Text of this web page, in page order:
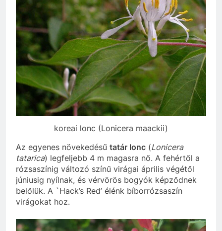
koreai lonc (Lonicera maackii)
Az egyenes növekedésű tatár lonc (Lonicera
tatarica) legfeljebb 4 m magasra nő. A fehértől a
rózsaszínig változó színű virágai április végétől
júniusig nyílnak, és vérvörös bogyók képződnek
belőlük. A `Hack’s Red’ élénk bíborrózsaszín
virágokat hoz.